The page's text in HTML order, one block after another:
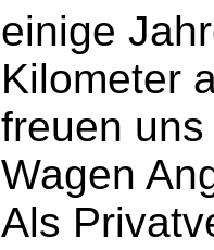
einige
Kilometer
freuen
Wagen
Als